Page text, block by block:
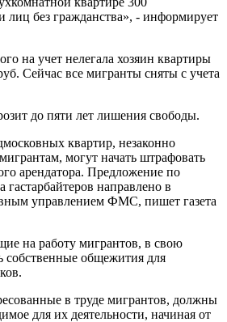
лиц без гражданства», - информирует
на учет нелегала хозяин квартиры
Сейчас все мигранты сняты с учета
до пяти лет лишения свободы.
квартир, незаконно
могут начать штрафовать
арендатора. Предложение по
направлено в
управлением ФМС, пишет газета
на работу мигрантов, в свою
собственные общежития для
в труде мигрантов, должны
для их деятельности, начиная от